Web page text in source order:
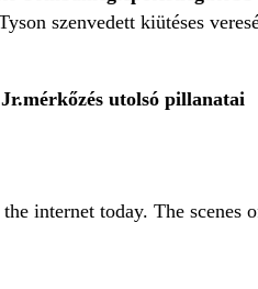
szenvedett kiütéses
mérkőzés utolsó pillanatai
internet today. The